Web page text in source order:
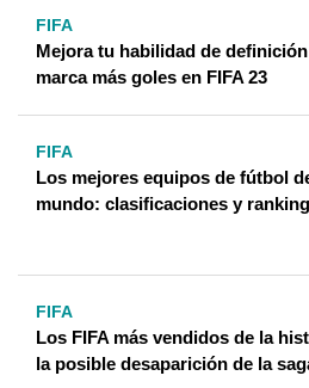
FIFA
Mejora tu habilidad de
marca más goles en FIFA 23
FIFA
Los mejores equipos de fútbol
mundo: clasificaciones y
FIFA
Los FIFA más vendidos de la
la posible desaparición de la